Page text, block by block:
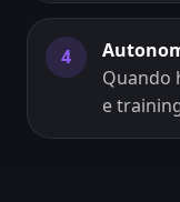
4
Quando
e